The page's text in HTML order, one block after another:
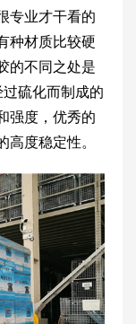
专业才干看的
种材质比较硬
的不同之处是
硫化而制成的
强度，优秀的
高度稳定性。